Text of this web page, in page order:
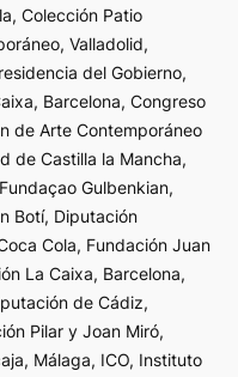
Colección Patio
Valladolid,
del Gobierno,
Barcelona, Congreso
de Arte Contemporáneo
de Castilla la Mancha,
Gulbenkian,
Botí, Diputación
Cola, Fundación Juan
La Caixa, Barcelona,
de Cádiz,
Pilar y Joan Miró,
Málaga, ICO, Instituto